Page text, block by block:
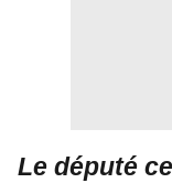
Le député